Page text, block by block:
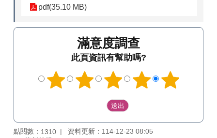
pdf(35.10 MB)
滿意度調查
此頁資訊有幫助嗎?
點閱數： 1310
資料更新：114-12-23 08:05